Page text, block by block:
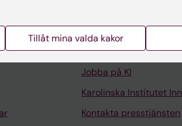
Universitetsbiblioteket
Stöd forskning och
Jobba på KI
Karolinska Institutet
Kontakta presstjänsten
Tillåt mina valda kakor